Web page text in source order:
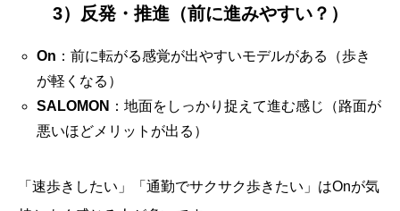
3）反発・推進（前に進みやすい？）
On ：前に転がる感覚が出やすいモデルがある（歩き
が軽くなる）
SALOMON ：地面をしっかり捉えて進む感じ（路面が
悪いほどメリットが出る）
「速歩きしたい」「通勤でサクサク歩きたい」はOnが気